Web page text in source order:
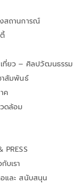
สถานการณ์
ที่ยว – ศิลปวัฒนธรรม
าสัมพันธ์
ค
ดล้อม
PRESS
บเรา
และ สนับสนุน